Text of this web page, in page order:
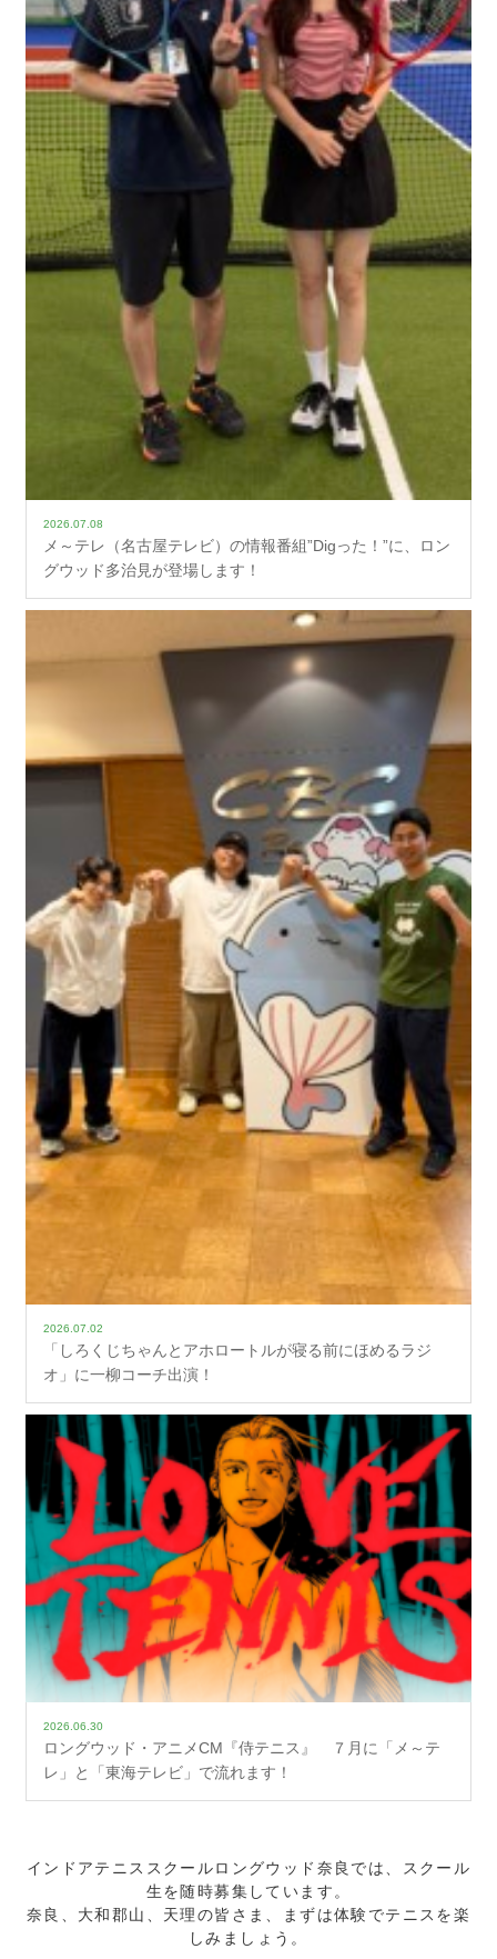
2026.07.08
メ～テレ（名古屋テレビ）の情報番組”Digった！”に、ロン
グウッド多治見が登場します！
2026.07.02
「しろくじちゃんとアホロートルが寝る前にほめるラジ
オ」に一柳コーチ出演！
2026.06.30
ロングウッド・アニメCM『侍テニス』 ７月に「メ～テ
レ」と「東海テレビ」で流れます！
インドアテニススクールロングウッド奈良では、スクール
生を随時募集しています。
奈良、大和郡山、天理の皆さま、まずは体験でテニスを楽
しみましょう。